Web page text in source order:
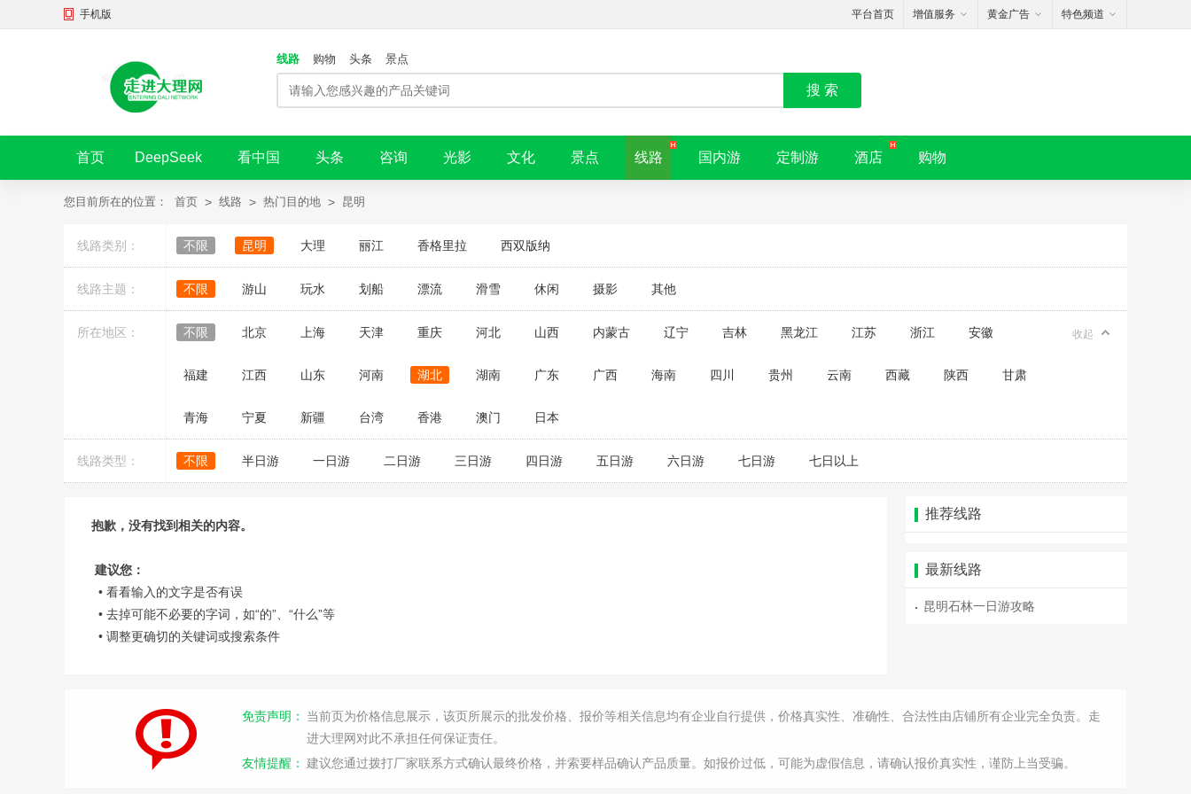
手机版 平台首页 增值服务 黄金广告 特色频道
线路 购物 头条 景点
搜 索
首页 DeepSeek 看中国 头条 咨询 光影 文化 景点 线路 国内游 定制游 酒店 购物
您目前所在的位置： 首页 > 线路 > 热门目的地 > 昆明
线路类别： 不限 昆明 大理 丽江 香格里拉 西双版纳
线路主题： 不限 游山 玩水 划船 漂流 滑雪 休闲 摄影 其他
所在地区： 不限 北京 上海 天津 重庆 河北 山西 内蒙古 辽宁 吉林 黑龙江 江苏 浙江 安徽
福建 江西 山东 河南 湖北 湖南 广东 广西 海南 四川 贵州 云南 西藏 陕西 甘肃
青海 宁夏 新疆 台湾 香港 澳门 日本
收起
线路类型： 不限 半日游 一日游 二日游 三日游 四日游 五日游 六日游 七日游 七日以上
抱歉，没有找到相关的内容。
建议您：
• 看看输入的文字是否有误
• 去掉可能不必要的字词，如“的”、“什么”等
• 调整更确切的关键词或搜索条件
推荐线路
最新线路
昆明石林一日游攻略
免责声明：
当前页为价格信息展示，该页所展示的批发价格、报价等相关信息均有企业自行提供，价格真实性、准确性、合法性由店铺所有企业完全负责。走
进大理网对此不承担任何保证责任。
友情提醒： 建议您通过拨打厂家联系方式确认最终价格，并索要样品确认产品质量。如报价过低，可能为虚假信息，请确认报价真实性，谨防上当受骗。